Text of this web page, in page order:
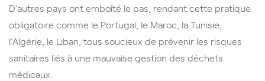
D’autres pays ont emboîté le pas, rendant cette pratique
obligatoire comme le Portugal, le Maroc, la Tunisie,
l’Algérie, le Liban, tous soucieux de prévenir les risques
sanitaires liés à une mauvaise gestion des déchets
médicaux.